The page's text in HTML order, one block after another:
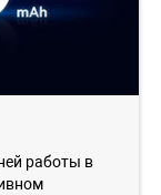
работы в